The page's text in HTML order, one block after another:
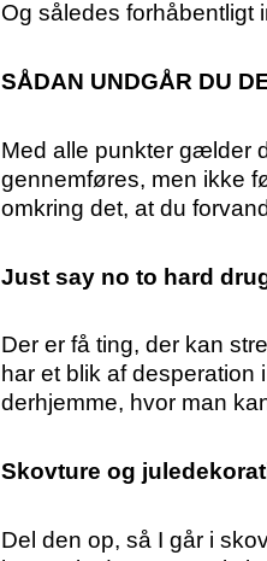
Og således forhåbentligt
SÅDAN UNDGÅR DU
Med alle punkter gælder
gennemføres, men ikke
omkring det, at du
Just say no to hard
Der er få ting, der kan
har et blik af
derhjemme, hvor man
Skovture og
Del den op, så I går i